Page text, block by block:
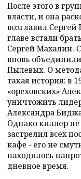
После этого в
власти, и она
возглавил Сергей
главе встали
Сергей Махалин.
вновь
Пылевых. О
такая история: в
«ореховских»
уничтожить
Александра
Однако киллер
застрелил всех
кафе - его не
находилось
дневное время.